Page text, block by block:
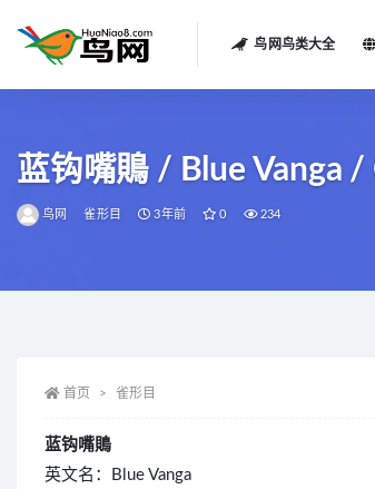
鸟网鸟类大全
蓝钩嘴鵙 / Blue Vanga /
鸟网 雀形目 3年前 0 234
首页 雀形目
蓝钩嘴鵙
英文名：Blue Vanga